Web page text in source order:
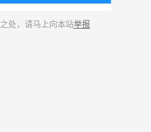
处，请马上向本站举报